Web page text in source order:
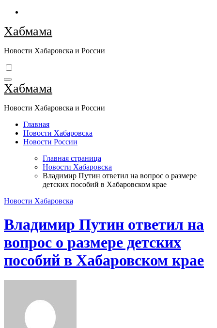
Перейти
содержимому
Хабмама
Новости Хабаровска и России
Хабмама
Новости Хабаровска и России
Главная
Новости Хабаровска
Новости России
Главная страница
Новости Хабаровска
Владимир Путин ответил на вопрос о размере
детских пособий в Хабаровском крае
Новости Хабаровска
Владимир Путин ответил на
вопрос о размере детских
пособий в Хабаровском крае